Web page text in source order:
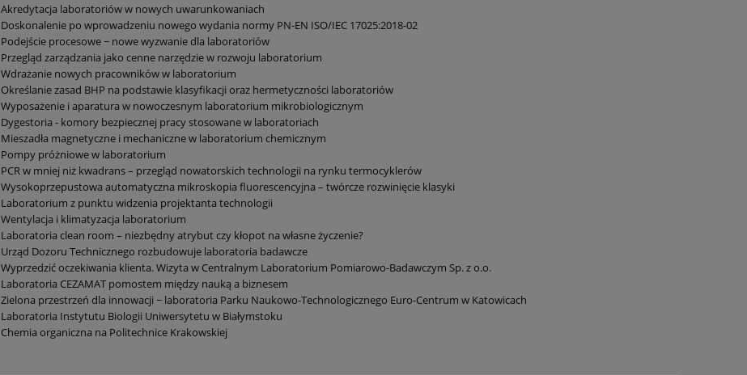
Akredytacja laboratoriów w nowych uwarunkowaniach
Doskonalenie po wprowadzeniu nowego wydania normy PN-EN ISO/IEC 17025:2018-02
Podejście procesowe − nowe wyzwanie dla laboratoriów
Przegląd zarządzania jako cenne narzędzie w rozwoju laboratorium
Wdrażanie nowych pracowników w laboratorium
Określanie zasad BHP na podstawie klasyfikacji oraz hermetyczności laboratoriów
Wyposażenie i aparatura w nowoczesnym laboratorium mikrobiologicznym
Dygestoria - komory bezpiecznej pracy stosowane w laboratoriach
Mieszadła magnetyczne i mechaniczne w laboratorium chemicznym
Pompy próżniowe w laboratorium
PCR w mniej niż kwadrans – przegląd nowatorskich technologii na rynku termocyklerów
Wysokoprzepustowa automatyczna mikroskopia fluorescencyjna – twórcze rozwinięcie klasyki
Laboratorium z punktu widzenia projektanta technologii
Wentylacja i klimatyzacja laboratorium
Laboratoria clean room – niezbędny atrybut czy kłopot na własne życzenie?
Urząd Dozoru Technicznego rozbudowuje laboratoria badawcze
Wyprzedzić oczekiwania klienta. Wizyta w Centralnym Laboratorium Pomiarowo-Badawczym Sp. z o.o.
Laboratoria CEZAMAT pomostem między nauką a biznesem
Zielona przestrzeń dla innowacji − laboratoria Parku Naukowo-Technologicznego Euro-Centrum w Katowicach
Laboratoria Instytutu Biologii Uniwersytetu w Białymstoku
Chemia organiczna na Politechnice Krakowskiej